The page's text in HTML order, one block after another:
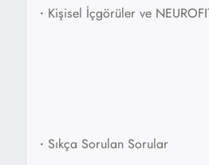
• Kişisel İçgörüler ve
• Sıkça Sorulan Sorular